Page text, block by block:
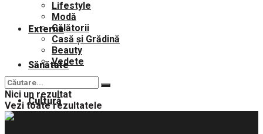
Externe
Sănătate
Cultură
Lifestyle
Modă
Călătorii
Casă și Grădină
Beauty
Vedete
Nici un rezultat
Vezi toate rezultatele